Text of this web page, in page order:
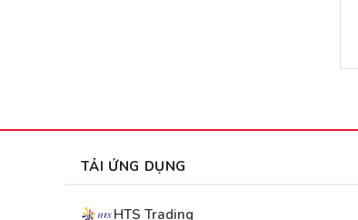
TẢI ỨNG DỤNG
HTS Trading